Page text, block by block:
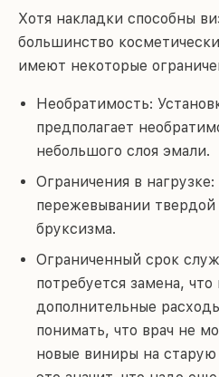
Хотя накладки способны
большинство
имеют некоторые
Необратимость:
предполагает
небольшого слоя эмали.
Ограничения в
пережевывании
бруксизма.
Ограниченный срок
потребуется замена,
дополнительные
понимать, что врач не
новые виниры на старую